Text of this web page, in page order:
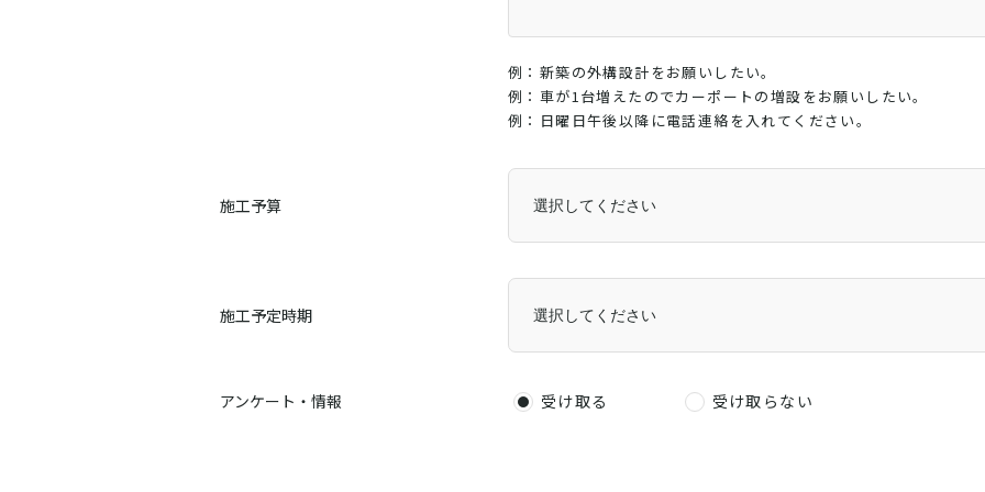
例：新築の外構設計をお願いしたい。
例：車が1台増えたのでカーポートの増設をお願いしたい。
例：日曜日午後以降に電話連絡を入れてください。
施工予算
施工予定時期
アンケート・情報 受け取る 受け取らない